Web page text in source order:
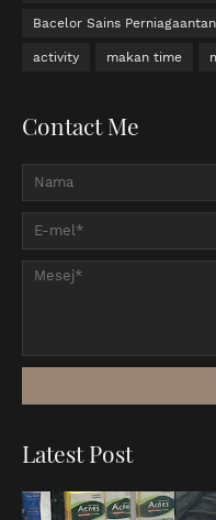
Bacelor Sains
activity makan time
Contact Me
Latest Post